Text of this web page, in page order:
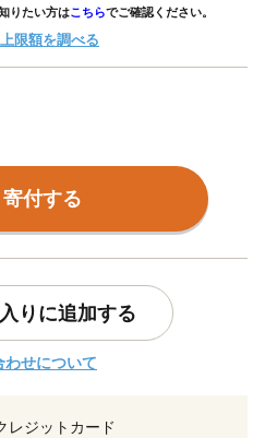
りたい方はこちらでご確認ください。
上限額を調べる
寄付する
りに追加する
わせについて
レジットカード